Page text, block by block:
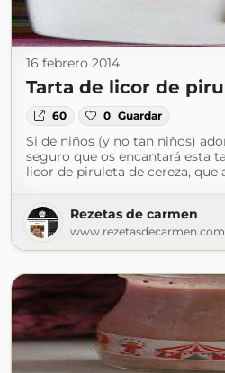
16 febrero 2014
Tarta de licor de
60 0 Guardar
Si de niños (y no tan niños)
seguro que os encantará esta
licor de piruleta de cereza, que
Rezetas de carmen
www.rezetasdecarmen.com